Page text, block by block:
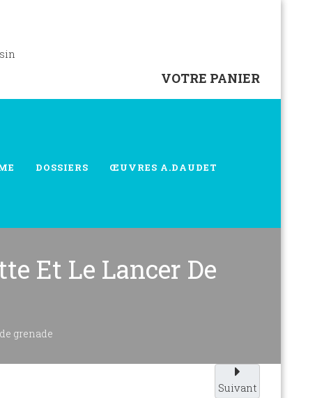
VOTRE PANIER
DOSSIERS ŒUVRES A.DAUDET
Et Le Lancer De
grenade
Suivant